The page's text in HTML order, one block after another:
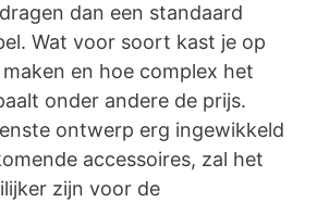
dan een standaard
Wat voor soort kast je op
en hoe complex het
onder andere de prijs.
ontwerp erg ingewikkeld
accessoires, zal het
zijn voor de